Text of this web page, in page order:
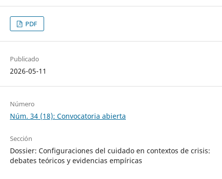
PDF
Publicado
2026-05-11
Número
Núm. 34 (18): Convocatoria abierta
Sección
Dossier: Configuraciones del cuidado en contextos de crisis:
debates teóricos y evidencias empíricas